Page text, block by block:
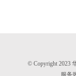
© Copyright 2023
服务